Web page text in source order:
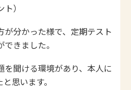
）
が分かった様で、定期テスト
きました。
を聞ける環境があり、本人に
思います。